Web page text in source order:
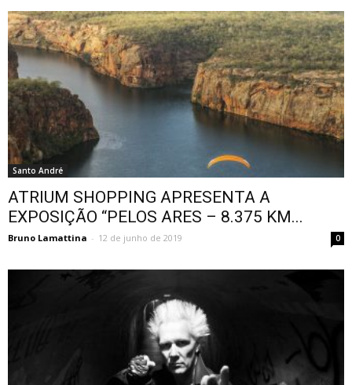
Santo André
ATRIUM SHOPPING APRESENTA A
EXPOSIÇÃO “PELOS ARES – 8.375 KM...
Bruno Lamattina - 12 de junho de 2019 0